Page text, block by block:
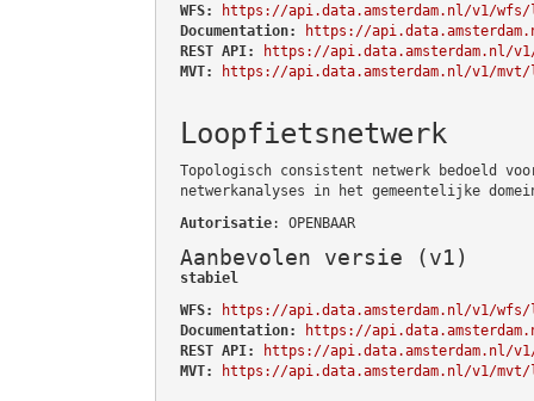
WFS:
https://api.data.amsterdam.nl/v1/
Documentation:
https://
REST API:
https://api.data.amsterdam.nl/
MVT:
https://api.data.amsterdam.nl/v1/
Loopfietsnetwerk
Topologisch consistent netwerk bedoeld
netwerkanalyses in het gemeentelijke
Autorisatie: OPENBAAR
Aanbevolen versie (v1)
stabiel
WFS:
https://api.data.amsterdam.nl/v1/
Documentation:
https://
REST API:
https://api.data.amsterdam.nl/
MVT:
https://api.data.amsterdam.nl/v1/